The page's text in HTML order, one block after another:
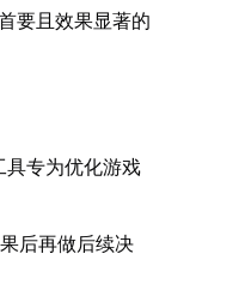
要且效果显著的
具专为优化游戏
后再做后续决